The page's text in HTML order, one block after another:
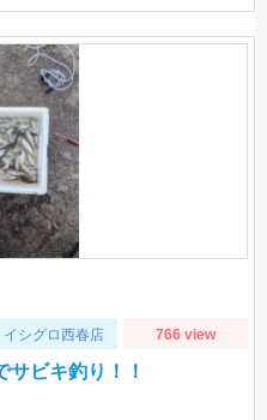
イシグロ西春店 766 view
ビキ釣り！！